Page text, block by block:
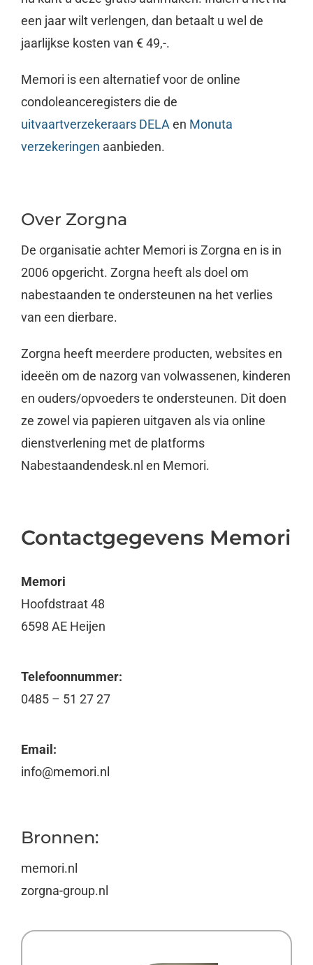
een jaar wilt verlengen, dan betaalt u wel de
jaarlijkse kosten van € 49,-.
Memori is een alternatief voor de online
condoleanceregisters die de
uitvaartverzekeraars DELA en Monuta
verzekeringen aanbieden.
Over Zorgna
De organisatie achter Memori is Zorgna en is in
2006 opgericht. Zorgna heeft als doel om
nabestaanden te ondersteunen na het verlies
van een dierbare.
Zorgna heeft meerdere producten, websites en
ideeën om de nazorg van volwassenen, kinderen
en ouders/opvoeders te ondersteunen. Dit doen
ze zowel via papieren uitgaven als via online
dienstverlening met de platforms
Nabestaandendesk.nl en Memori.
Contactgegevens Memori
Memori
Hoofdstraat 48
6598 AE Heijen
Telefoonnummer:
0485 – 51 27 27
Email:
info@memori.nl
Bronnen:
memori.nl
zorgna-group.nl